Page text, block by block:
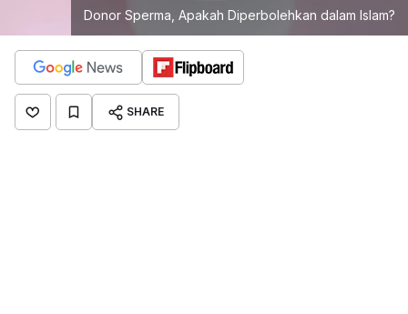
Donor Sperma, Apakah Diperbolehkan dalam Islam?
SHARE